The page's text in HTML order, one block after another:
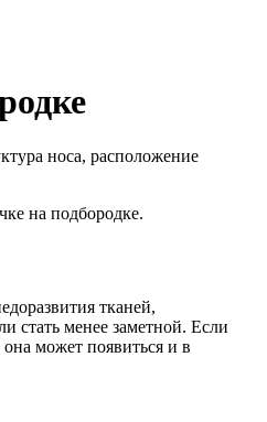
носа, расположение
на подбородке.
тканей,
стать менее заметной. Если
может появиться и в